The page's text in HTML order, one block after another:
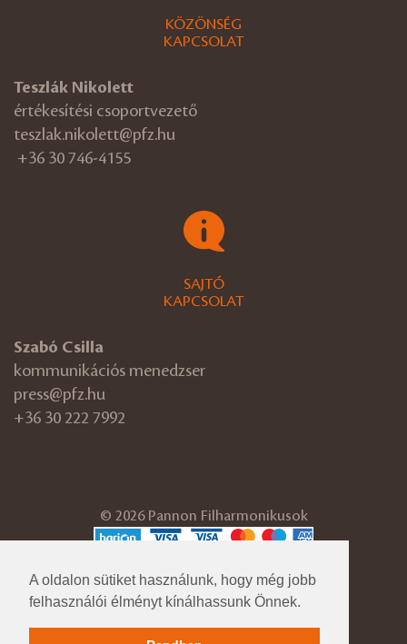
A oldalon sütiket használunk, hogy még jobb
felhasználói élményt kínálhassunk Önnek.
KÖZÖNSÉG
KAPCSOLAT
Teszlák Nikolett
értékesítési csoportvezető
teszlak.nikolett@pfz.hu
+36 30 746-4155
SAJTÓ
KAPCSOLAT
Szabó Csilla
kommunikációs menedzser
press@pfz.hu
+36 30 222 7992
© 2026 Pannon Filharmonikusok
Adatvédelmi tájékoztató
Cégadatok